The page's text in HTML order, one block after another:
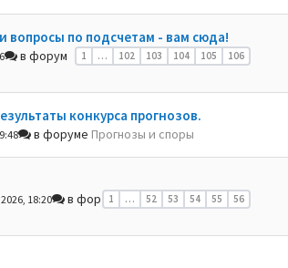
вопросы по подсчетам - вам сюда!
1 … 102 103 104 105 106
в форум
конкурса прогнозов.
в форуме Прогнозы и споры
1 … 52 53 54 55 56
18:20
в фор